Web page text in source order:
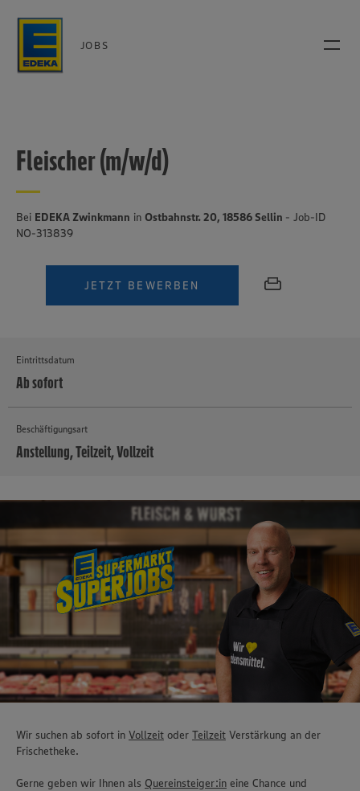
JOBS
Fleischer (m/w/d)
Bei EDEKA Zwinkmann in Ostbahnstr. 20, 18586 Sellin - Job-ID
NO-313839
JETZT BEWERBEN
Eintrittsdatum
Ab sofort
Beschäftigungsart
Anstellung, Teilzeit, Vollzeit
Wir suchen ab sofort in Vollzeit oder Teilzeit Verstärkung an der
Frischetheke.
Gerne geben wir Ihnen als Quereinsteiger:in eine Chance und